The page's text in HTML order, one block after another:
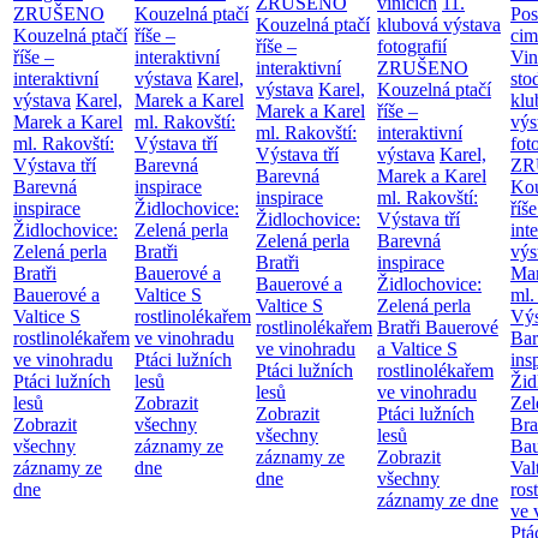
ZRUŠENO
Kouzelná ptačí
říše –
interaktivní
výstava Karel,
Marek a Karel
ml. Rakovští:
Výstava tří
Barevná
inspirace
Židlochovice:
Zelená perla
Bratři
Bauerové a
Valtice S
rostlinolékařem
ve vinohradu
Ptáci lužních
lesů
Zobrazit
všechny
záznamy ze
dne
Kouzelná ptačí
říše –
interaktivní
výstava Karel,
Marek a Karel
ml. Rakovští:
Výstava tří
Barevná
inspirace
Židlochovice:
Zelená perla
Bratři
Bauerové a
Valtice S
rostlinolékařem
ve vinohradu
Ptáci lužních
lesů
Zobrazit
všechny
záznamy ze
dne
Kouzelná ptačí
říše –
interaktivní
výstava Karel,
Marek a Karel
ml. Rakovští:
Výstava tří
Barevná
inspirace
Židlochovice:
Zelená perla
Bratři
Bauerové a
Valtice S
rostlinolékařem
ve vinohradu
Ptáci lužních
lesů
Zobrazit
všechny
záznamy ze
dne
klubová výstava
fotografií
ZRUŠENO
Kouzelná ptačí
říše –
interaktivní
výstava Karel,
Marek a Karel
ml. Rakovští:
Výstava tří
Barevná
inspirace
Židlochovice:
Zelená perla
Bratři Bauerové
a Valtice S
rostlinolékařem
ve vinohradu
Ptáci lužních
lesů
Zobrazit
všechny
záznamy ze dne
ml.
ve